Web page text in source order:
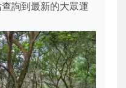
詢到最新的大眾運